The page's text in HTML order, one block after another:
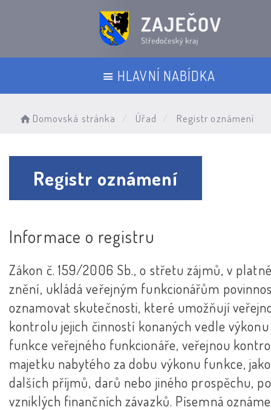
HLAVNÍ NABÍDKA
Domovská stránka Úřad Registr oznámení
Registr oznámení
Informace o registru
Zákon č. 159/2006 Sb., o střetu zájmů, v
znění, ukládá veřejným funkcionářům
oznamovat skutečnosti, které umožňují
kontrolu jejich činností konaných vedle výkonu
funkce veřejného funkcionáře, veřejnou
majetku nabytého za dobu výkonu funkce,
dalších příjmů, darů nebo jiného prospěchu,
vzniklých finančních závazků. Písemná